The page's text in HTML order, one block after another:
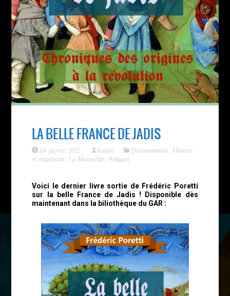
LA BELLE FRANCE DE JADIS
24 janvier 2025 Kadou Documentation
Histoire
et empirisme
La Monarchie Religion
Voici le dernier livre sortie de Frédéric Poretti
sur la belle France de Jadis ! Disponible dès
maintenant dans la biliothèque du GAR :